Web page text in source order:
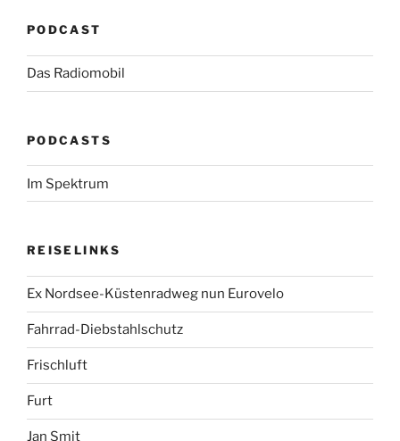
PODCAST
Das Radiomobil
PODCASTS
Im Spektrum
REISELINKS
Ex Nordsee-Küstenradweg nun Eurovelo
Fahrrad-Diebstahlschutz
Frischluft
Furt
Jan Smit